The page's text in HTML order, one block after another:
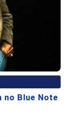
no Blue Note